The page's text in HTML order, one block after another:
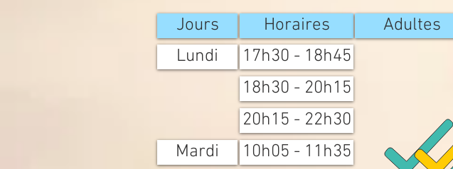
Jours
Lundi
Mardi
Horaires Adultes
17h30 - 18h45
18h30 - 20h15
20h15 - 22h30
10h05 - 11h35